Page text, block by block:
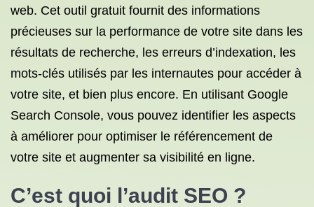
web. Cet outil gratuit fournit des informations
précieuses sur la performance de votre site dans les
résultats de recherche, les erreurs d’indexation, les
mots-clés utilisés par les internautes pour accéder à
votre site, et bien plus encore. En utilisant Google
Search Console, vous pouvez identifier les aspects
à améliorer pour optimiser le référencement de
votre site et augmenter sa visibilité en ligne.
C’est quoi l’audit SEO ?